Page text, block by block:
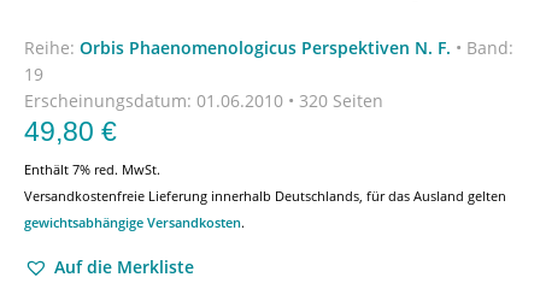
Reihe: Orbis Phaenomenologicus Perspektiven N. F. • Band:
19
Erscheinungsdatum: 01.06.2010 • 320 Seiten
49,80 €
Enthält 7% red. MwSt.
Versandkostenfreie Lieferung innerhalb Deutschlands, für das Ausland gelten
gewichtsabhängige Versandkosten.
Auf die Merkliste